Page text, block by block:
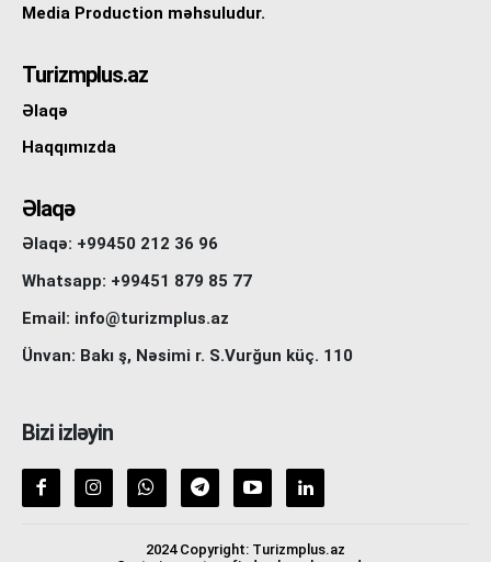
Media Production məhsuludur.
Turizmplus.az
Əlaqə
Haqqımızda
Əlaqə
Əlaqə: +99450 212 36 96
Whatsapp: +99451 879 85 77
Email: info@turizmplus.az
Ünvan: Bakı ş, Nəsimi r. S.Vurğun küç. 110
Bizi izləyin
2024 Copyright: Turizmplus.az